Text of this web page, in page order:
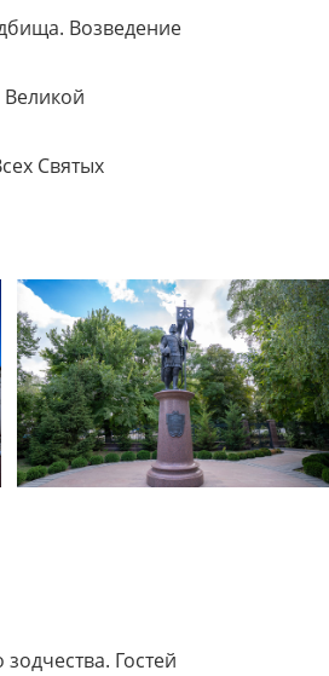
Возведение
Великой
Святых
Гостей